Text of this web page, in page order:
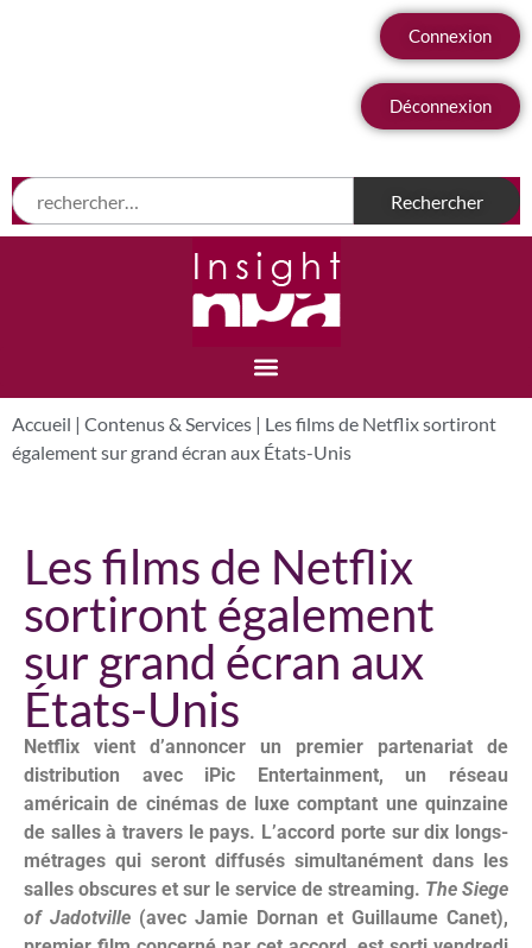
Connexion
Déconnexion
Accueil | Contenus & Services | Les films de Netflix sortiront
également sur grand écran aux États-Unis
Les films de Netflix
sortiront également
sur grand écran aux
États-Unis
Netflix vient d’annoncer un premier partenariat de
distribution avec iPic Entertainment, un réseau
américain de cinémas de luxe comptant une quinzaine
de salles à travers le pays. L’accord porte sur dix longs-
métrages qui seront diffusés simultanément dans les
salles obscures et sur le service de streaming. The Siege
of Jadotville (avec Jamie Dornan et Guillaume Canet),